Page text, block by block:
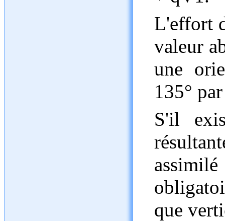
L'effort
valeur
une
135°
S'il
que